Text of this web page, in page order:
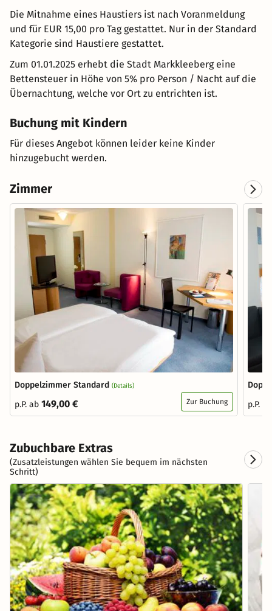
Die Mitnahme eines Haustiers ist nach Voranmeldung
und für EUR 15,00 pro Tag gestattet. Nur in der Standard
Kategorie sind Haustiere gestattet.
Zum 01.01.2025 erhebt die Stadt Markkleeberg eine
Bettensteuer in Höhe von 5% pro Person / Nacht auf die
Übernachtung, welche vor Ort zu entrichten ist.
Buchung mit Kindern
Für dieses Angebot können leider keine Kinder
hinzugebucht werden.
Zimmer
Doppelzimmer Standard (Details)
p.P. ab 149,00 € Zur Buchung
p.P.
Zubuchbare Extras
(Zusatzleistungen wählen Sie bequem im nächsten
Schritt)